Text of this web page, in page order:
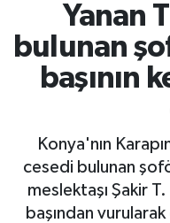
Yanan
bulunan
başının
Konya'nın
cesedi bulunan
meslektaşı Şakir
başından